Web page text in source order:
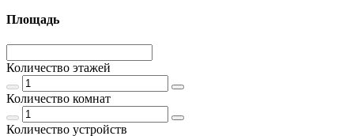
Площадь
Количество этажей
Количество комнат
Количество устройств